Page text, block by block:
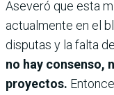
Aseveró que esta
actualmente en el
disputas y la falta
no hay consenso,
proyectos.